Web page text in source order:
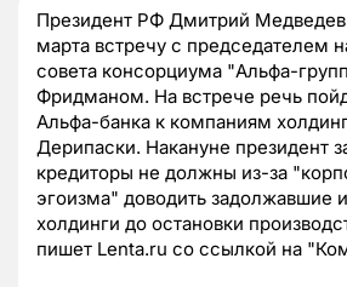
Президент РФ Дмитрий Медведев
марта встречу с председателем
совета консорциума "Альфа-
Фридманом. На встрече речь
Альфа-банка к компаниям
Дерипаски. Накануне президент
кредиторы не должны из-за
эгоизма" доводить задолжавшие
холдинги до остановки
пишет Lenta.ru со ссылкой на